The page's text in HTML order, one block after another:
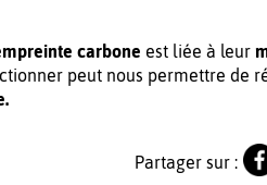
carbone est liée à leur
peut nous permettre de
Partager sur :